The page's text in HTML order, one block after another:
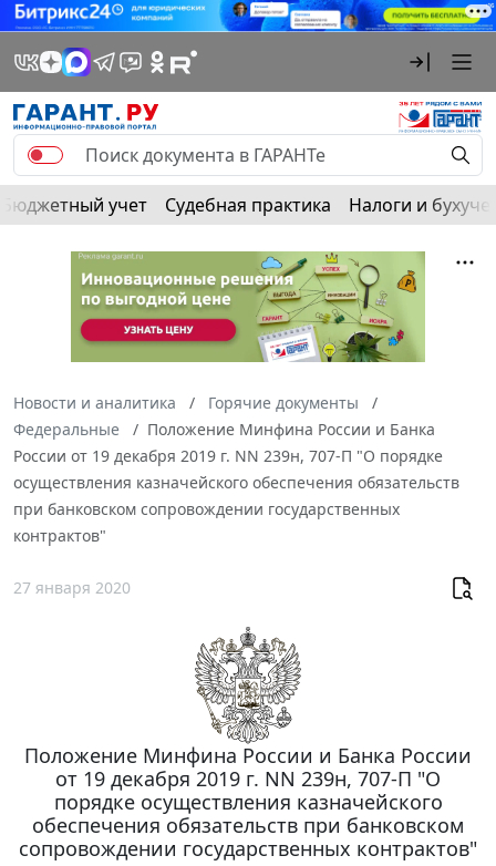
Бюджетный учет Судебная практика Налоги и
Новости и аналитика
Горячие документы
Федеральные
Положение Минфина России и Банка
России от 19 декабря 2019 г. NN 239н, 707-П "О порядке
осуществления казначейского обеспечения обязательств
при банковском сопровождении государственных
контрактов"
27 января 2020
Положение Минфина России и Банка России
от 19 декабря 2019 г. NN 239н, 707-П "О
порядке осуществления казначейского
обеспечения обязательств при банковском
сопровождении государственных контрактов"